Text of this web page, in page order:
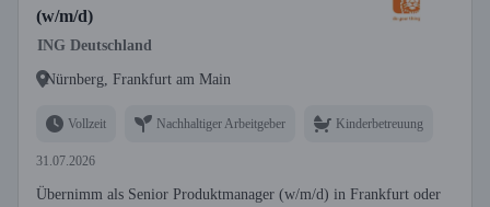
(w/m/d)
ING Deutschland
Nürnberg, Frankfurt am Main
Vollzeit Nachhaltiger Arbeitgeber Kinderbetreuung
31.07.2026
Übernimm als Senior Produktmanager (w/m/d) in Frankfurt oder